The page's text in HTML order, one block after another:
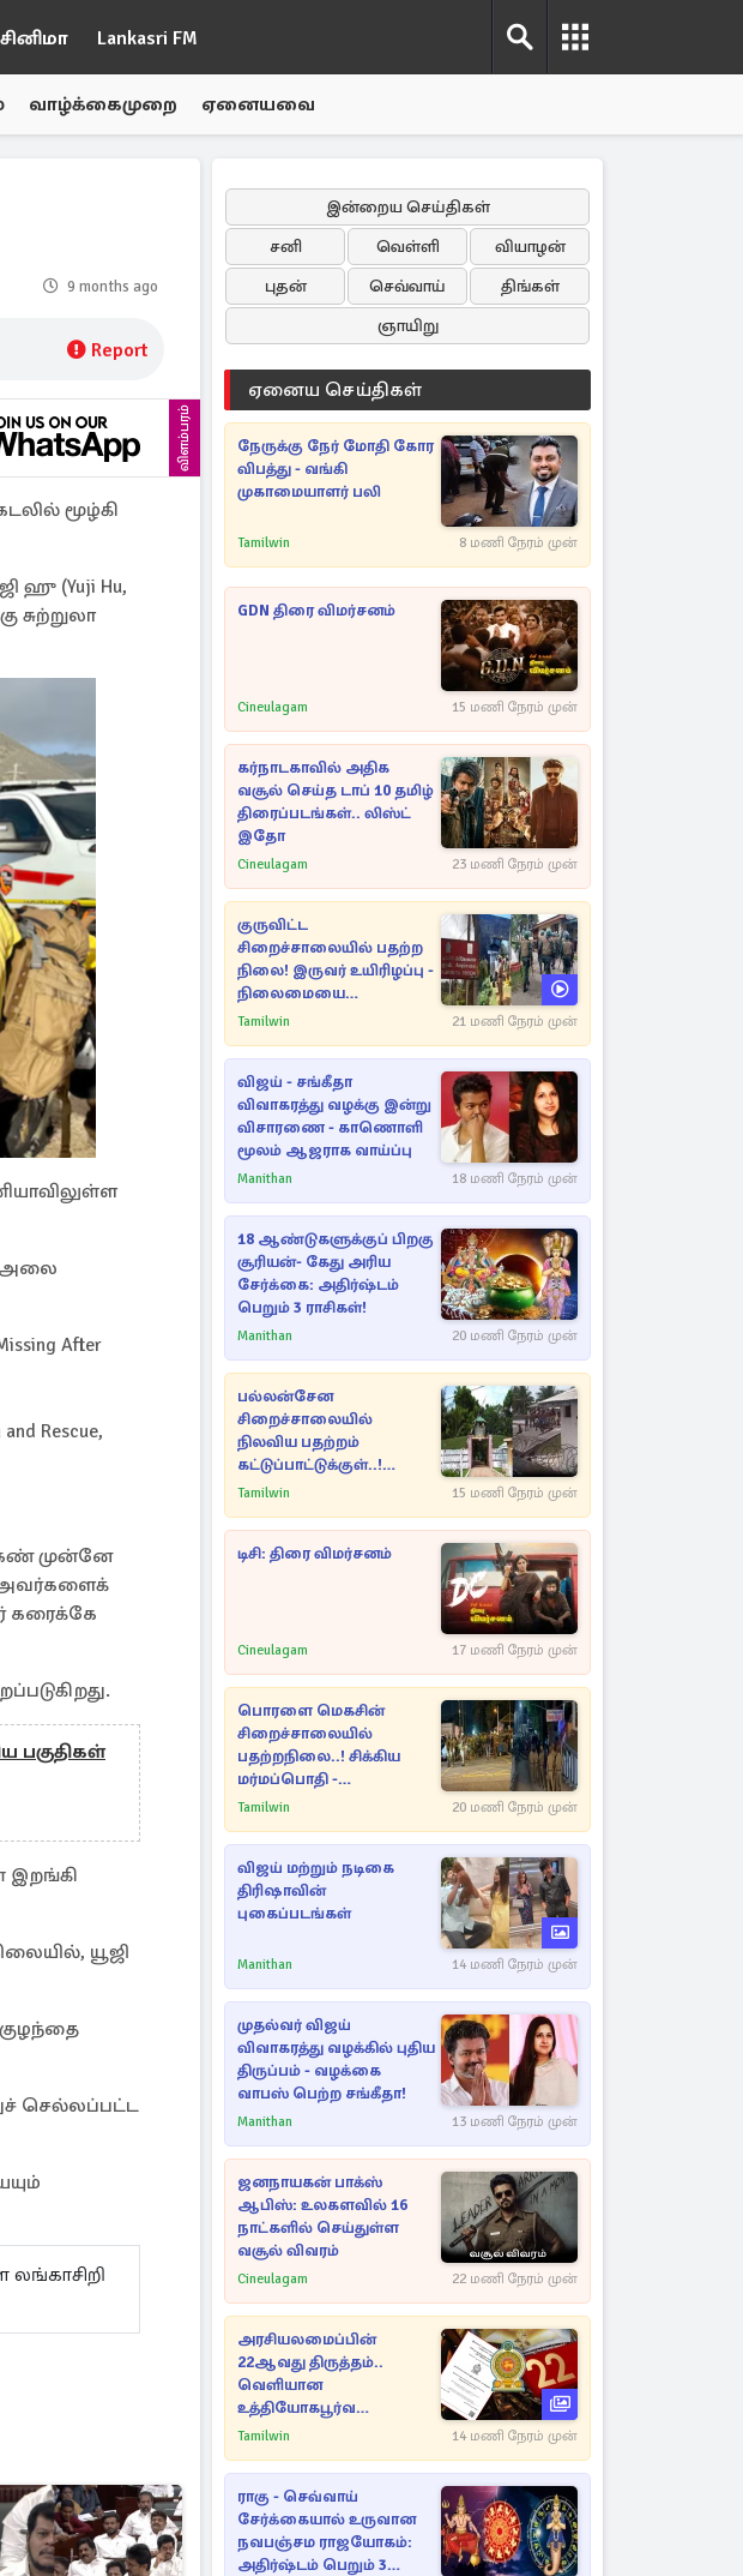
சினிமா Lankasri FM
வாழ்க்கைமுறை ஏனையவை
9 months ago
Report
விளம்பரம்
மூழ்கி
ஹு (Yuji Hu,
அலை
After
Rescue,
கண் முன்னே
அவர்களைக்
கரைக்கே
பகுதிகள்
இறங்கி
யூஜி
செல்லப்பட்ட
இன்றைய செய்திகள்
சனி
வெள்ளி
வியாழன்
புதன்
செவ்வாய்
திங்கள்
ஞாயிறு
ஏனைய செய்திகள்
நேருக்கு நேர் மோதி கோர
விபத்து - வங்கி
முகாமையாளர் பலி
Tamilwin 8 மணி நேரம் முன்
GDN திரை விமர்சனம்
Cineulagam 15 மணி நேரம் முன்
கர்நாடகாவில் அதிக
வசூல் செய்த டாப் 10 தமிழ்
திரைப்படங்கள்.. லிஸ்ட்
இதோ
Cineulagam 23 மணி நேரம் முன்
குருவிட்ட
சிறைச்சாலையில் பதற்ற
நிலை! இருவர் உயிரிழப்பு -
நிலைமையை
கட்டுப்படுத்த பொலிஸார்
Tamilwin 21 மணி நேரம் முன்
விஜய் - சங்கீதா
விவாகரத்து வழக்கு இன்று
விசாரணை - காணொளி
மூலம் ஆஜராக வாய்ப்பு
Manithan 18 மணி நேரம் முன்
18 ஆண்டுகளுக்குப் பிறகு
சூரியன்- கேது அரிய
சேர்க்கை: அதிர்ஷ்டம்
பெறும் 3 ராசிகள்!
Manithan 20 மணி நேரம் முன்
பல்லன்சேன
சிறைச்சாலையில்
நிலவிய பதற்றம்
கட்டுப்பாட்டுக்குள்..!
அதிரடியாக களமிறங்கிய
Tamilwin 15 மணி நேரம் முன்
டிசி: திரை விமர்சனம்
Cineulagam 17 மணி நேரம் முன்
பொரளை மெகசின்
சிறைச்சாலையில்
பதற்றநிலை..! சிக்கிய
மர்மப்பொதி -
பின்னணியில் வெளியான
Tamilwin 20 மணி நேரம் முன்
விஜய் மற்றும் நடிகை
திரிஷாவின்
புகைப்படங்கள்
Manithan 14 மணி நேரம் முன்
முதல்வர் விஜய்
விவாகரத்து வழக்கில் புதிய
திருப்பம் - வழக்கை
வாபஸ் பெற்ற சங்கீதா!
Manithan 13 மணி நேரம் முன்
ஜனநாயகன் பாக்ஸ்
ஆபிஸ்: உலகளவில் 16
நாட்களில் செய்துள்ள
வசூல் விவரம்
Cineulagam 22 மணி நேரம் முன்
அரசியலமைப்பின்
22ஆவது திருத்தம்..
வெளியான
உத்தியோகபூர்வ
அறிவிப்பு!
Tamilwin 14 மணி நேரம் முன்
ராகு - செவ்வாய்
சேர்க்கையால் உருவான
நவபஞ்சம ராஜயோகம்:
அதிர்ஷ்டம் பெறும் 3